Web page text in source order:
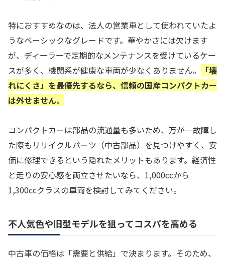
特におすすめなのは、法人の営業車として使われていたよ
うなベーシックなグレードです。華やかさには欠けます
が、ディーラーで定期的なメンテナンスを受けているケー
スが多く、機関系が健康な車両が少なくありません。
「壊
れにくさ」を最優先するなら、信頼の国産コンパクトカー
は外せません。
コンパクトカーは部品の流通量も多いため、万が一故障し
た際もリサイクルパーツ（中古部品）を見つけやすく、安
価に修理できるという隠れたメリットもあります。経済性
と走りの安心感を両立させたいなら、1,000ccから
1,300ccクラスの車両を検討してみてください。
不人気色や旧型モデルを狙ってコスパを高める
中古車の価格は「需要と供給」で決まります。そのため、